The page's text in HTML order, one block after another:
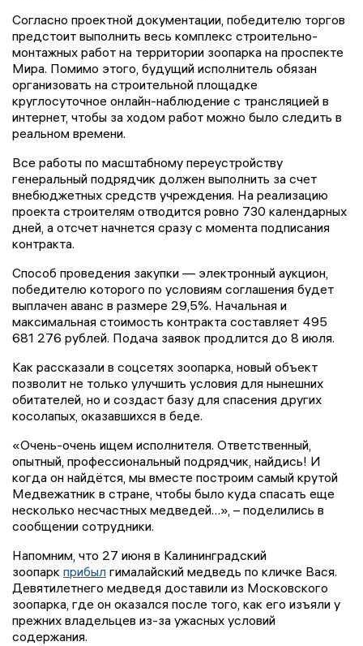
Согласно проектной документации, победителю торгов
предстоит выполнить весь комплекс строительно-
монтажных работ на территории зоопарка на проспекте
Мира. Помимо этого, будущий исполнитель обязан
организовать на строительной площадке
круглосуточное онлайн-наблюдение с трансляцией в
интернет, чтобы за ходом работ можно было следить в
реальном времени.
Все работы по масштабному переустройству
генеральный подрядчик должен выполнить за счет
внебюджетных средств учреждения. На реализацию
проекта строителям отводится ровно 730 календарных
дней, а отсчет начнется сразу с момента подписания
контракта.
Способ проведения закупки — электронный аукцион,
победителю которого по условиям соглашения будет
выплачен аванс в размере 29,5%. Начальная и
максимальная стоимость контракта составляет 495
681 276 рублей. Подача заявок продлится до 8 июля.
Как рассказали в соцсетях зоопарка, новый объект
позволит не только улучшить условия для нынешних
обитателей, но и создаст базу для спасения других
косолапых, оказавшихся в беде.
«Очень-очень ищем исполнителя. Ответственный,
опытный, профессиональный подрядчик, найдись! И
когда он найдётся, мы вместе построим самый крутой
Медвежатник в стране, чтобы было куда спасать еще
несколько несчастных медведей…», – поделились в
сообщении сотрудники.
Напомним, что 27 июня в Калининградский
зоопарк прибыл гималайский медведь по кличке Вася.
Девятилетнего медведя доставили из Московского
зоопарка, где он оказался после того, как его изъяли у
прежних владельцев из-за ужасных условий
содержания.